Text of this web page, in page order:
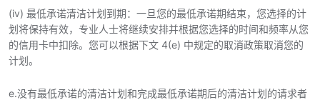
(iv) 最低承诺清洁计划到期：一旦您的最低承诺期结束，您选择的计
划将保持有效，专业人士将继续安排并根据您选择的时间和频率从您
的信用卡中扣除。您可以根据下文 4(e) 中规定的取消政策取消您的
计划。
e.没有最低承诺的清洁计划和完成最低承诺期后的清洁计划的请求者